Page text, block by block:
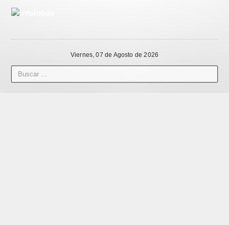
Viernes, 07 de Agosto de 2026